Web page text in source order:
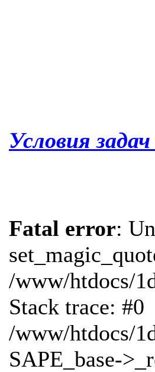
Условия задач
Fatal error:
/www/htdocs/
Stack trace: #0
/www/htdocs/
SAPE_base-